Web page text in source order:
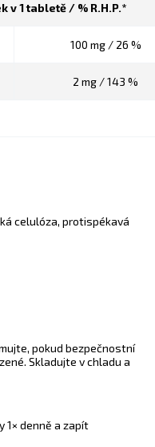
1 tabletě / % R.H.P.*
100 mg / 26 %
2 mg / 143 %
celulóza, protispékavá
pokud bezpečnostní
Skladujte v chladu a
1× denně a zapít